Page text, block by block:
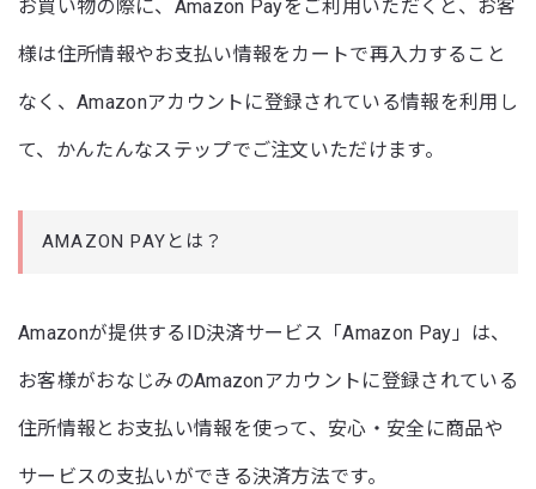
お買い物の際に、Amazon Payをご利用いただくと、お客
様は住所情報やお支払い情報をカートで再入力すること
なく、Amazonアカウントに登録されている情報を利用し
て、かんたんなステップでご注文いただけます。
AMAZON PAYとは？
Amazonが提供するID決済サービス「Amazon Pay」は、
お客様がおなじみのAmazonアカウントに登録されている
住所情報とお支払い情報を使って、安心・安全に商品や
サービスの支払いができる決済方法です。